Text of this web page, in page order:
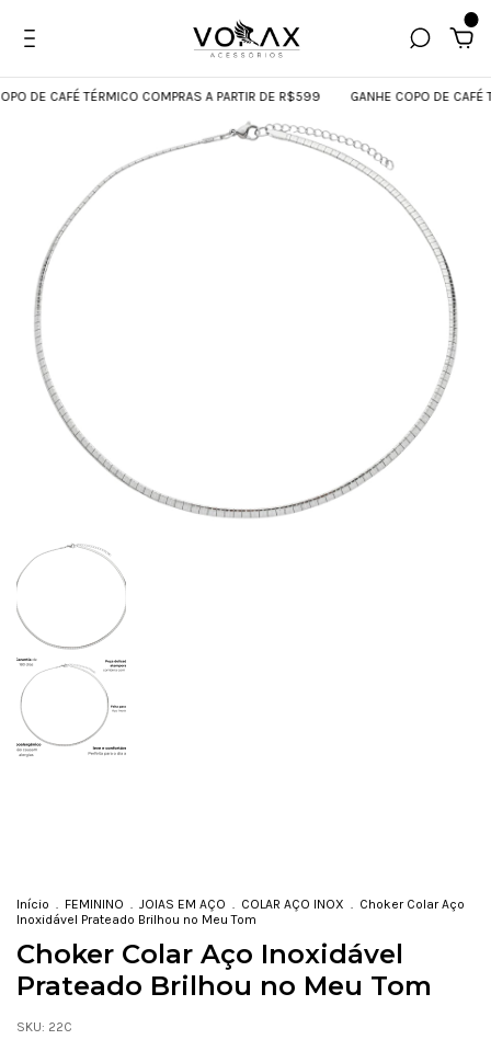
DE CAFÉ TÉRMICO COMPRAS A PARTIR DE R$599 GANHE COPO DE CAFÉ
Início . FEMININO . JOIAS EM AÇO . COLAR AÇO INOX . Choker Colar Aço
Inoxidável Prateado Brilhou no Meu Tom
Choker Colar Aço Inoxidável
Prateado Brilhou no Meu Tom
SKU: 22C